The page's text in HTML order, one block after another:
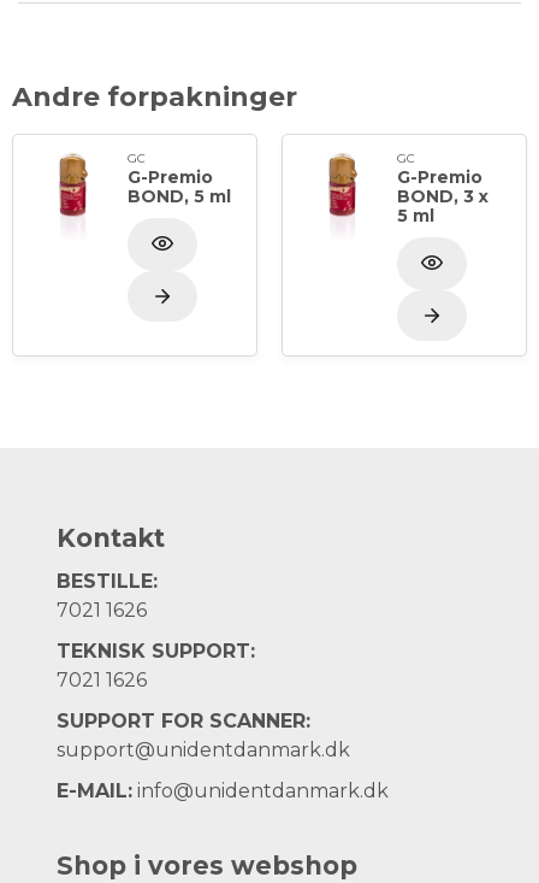
en caramic primer), komposit
og metal/zirkonium/aluminium
forbehandling af hypersensitive tænder
forsegling af præparationer ved indirekte
restaureringer
Opbevares ved stuetemperatur 1-25 grader eller
opbevares det i køleskab hvis det ikke bliver brugt
5 ml indeholder ca. 300 dråber.
Andre forpakninger
GC
G-Premio
BOND, 5 ml
GC
G-Premio
BOND, 3 x
5 ml
Kontakt
BESTILLE:
7021 1626
TEKNISK SUPPORT:
7021 1626
SUPPORT FOR SCANNER:
support@unidentdanmark.dk
E-MAIL: info@unidentdanmark.dk
Shop i vores webshop